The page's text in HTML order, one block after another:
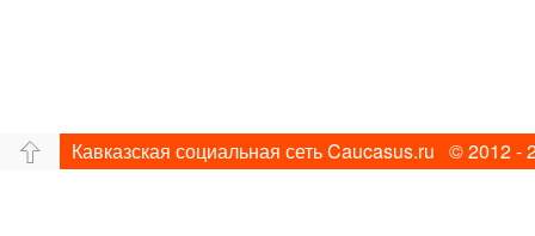
Кавказская социальная сеть Caucasus.ru © 2012 -